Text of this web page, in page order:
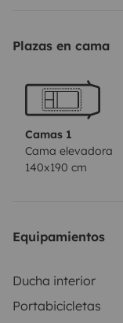
Plazas en cama
Camas 1
Cama elevadora
140x190 cm
Equipamientos
Ducha interior
Portabicicletas